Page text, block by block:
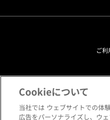
ご
プライバ
クッキ
Cookieについて
当社では ウェブサイトでの体
広告をパーソナライズし、ウ